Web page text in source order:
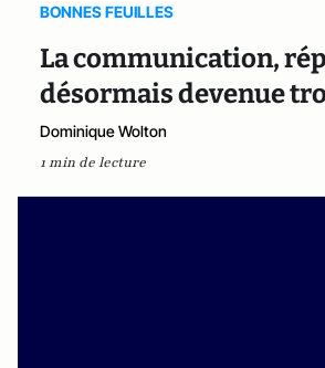
BONNES FEUILLES
La communication,
désormais devenue
Dominique Wolton
1 min de lecture